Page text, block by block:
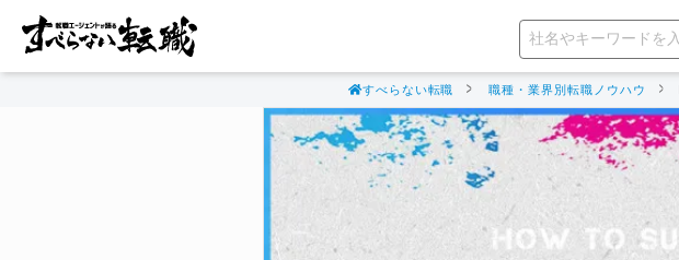
すべらない転職 職種・業界別転職ノウハウ